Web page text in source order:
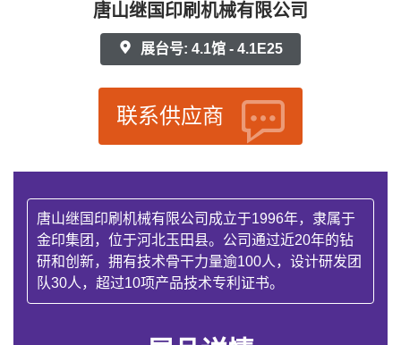
唐山继国印刷机械有限公司
展台号: 4.1馆 - 4.1E25
联系供应商
唐山继国印刷机械有限公司成立于1996年，隶属于
金印集团，位于河北玉田县。公司通过近20年的钻
研和创新，拥有技术骨干力量逾100人，设计研发团
队30人，超过10项产品技术专利证书。